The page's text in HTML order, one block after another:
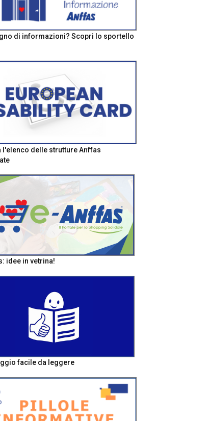
di informazioni? Scopri lo sportello
l'elenco delle strutture Anffas
idee in vetrina!
facile da leggere